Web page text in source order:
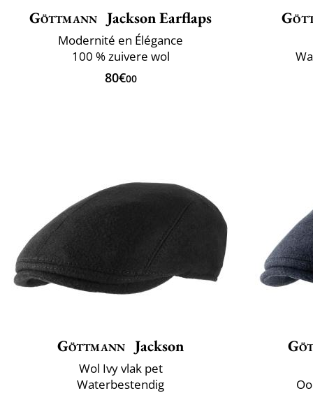
Göttmann Jackson Earflaps
Modernité en Élégance
100 % zuivere wol
80€00
Göttmann Jackson
Wol Ivy vlak pet
Waterbestendig